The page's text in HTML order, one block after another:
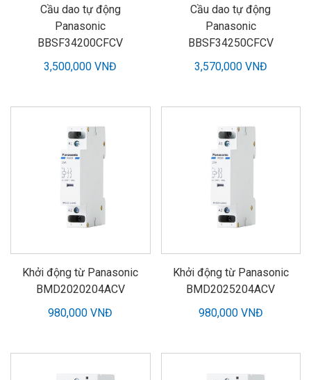
Cầu dao tự động
Panasonic
BBSF34200CFCV
3,500,000 VNĐ
Cầu dao tự động
Panasonic
BBSF34250CFCV
3,570,000 VNĐ
Khởi động từ Panasonic
BMD2020204ACV
980,000 VNĐ
Khởi động từ Panasonic
BMD2025204ACV
980,000 VNĐ